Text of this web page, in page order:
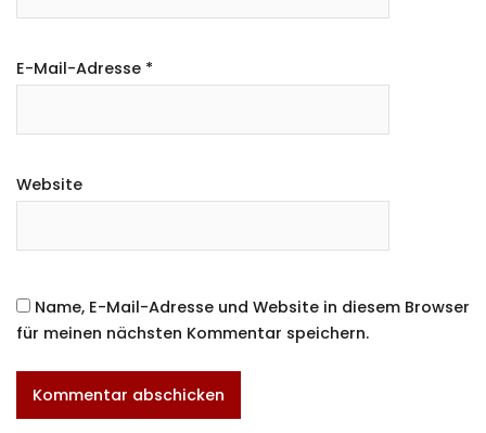
E-Mail-Adresse *
Website
Name, E-Mail-Adresse und Website in diesem Browser
für meinen nächsten Kommentar speichern.